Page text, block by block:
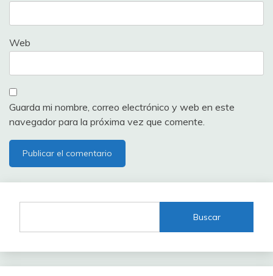
Web
Guarda mi nombre, correo electrónico y web en este
navegador para la próxima vez que comente.
Buscar